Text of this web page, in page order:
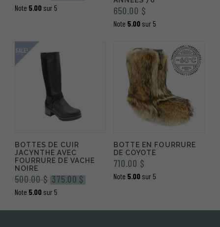
prix
Note 5.00 sur 5 650.00 $
Note 5.00sur 5
BOTTES DE CUIR
JACYNTHE AVEC
FOURRURE DE VACHE
NOIRE
500.00$ Le
prix
était :
375.00$Le
est :
Note 5.00 sur 5
SALE!
BOTTE EN FOURRURE
DE COYOTE
710.00 $
Note 5.00sur 5